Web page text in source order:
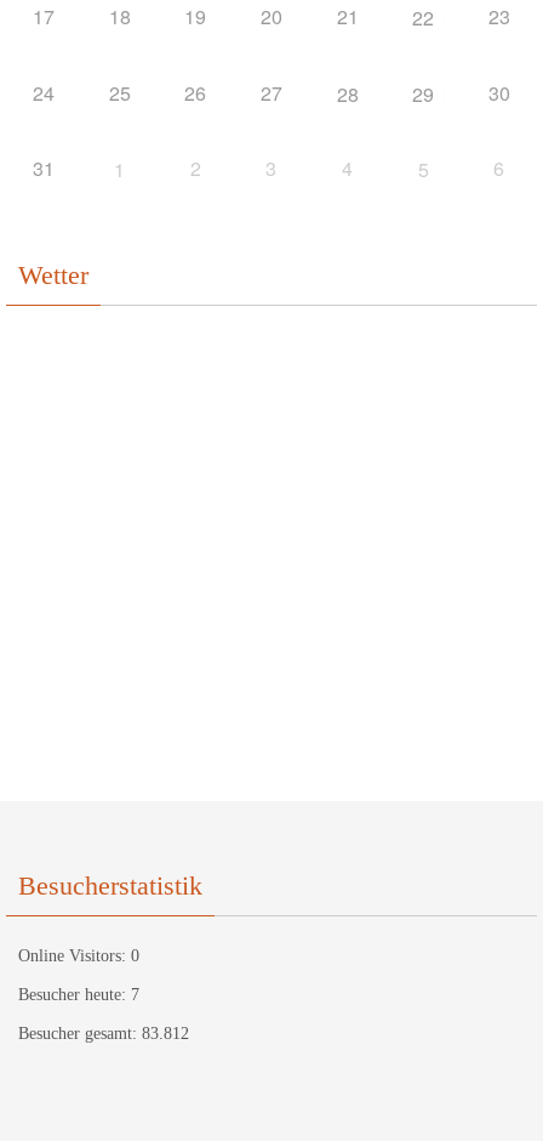
17 18 19 20 21 22 23
24 25 26 27 28 29 30
31 1 2 3 4 5 6
Wetter
Besucherstatistik
Online Visitors: 0
Besucher heute: 7
Besucher gesamt: 83.812